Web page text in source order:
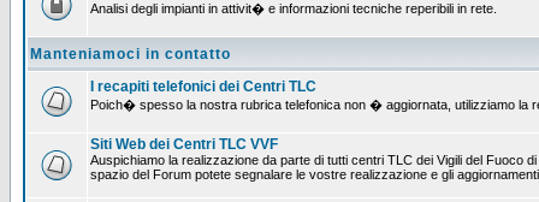
Analisi degli impianti in attivit� e informazioni tecniche reperibili in rete.
Manteniamoci in contatto
I recapiti telefonici dei Centri TLC
Poich� spesso la nostra rubrica telefonica non � aggiornata, utilizziamo la
Siti Web dei Centri TLC VVF
Auspichiamo la realizzazione da parte di tutti centri TLC dei Vigili del Fuoco
spazio del Forum potete segnalare le vostre realizzazione e gli